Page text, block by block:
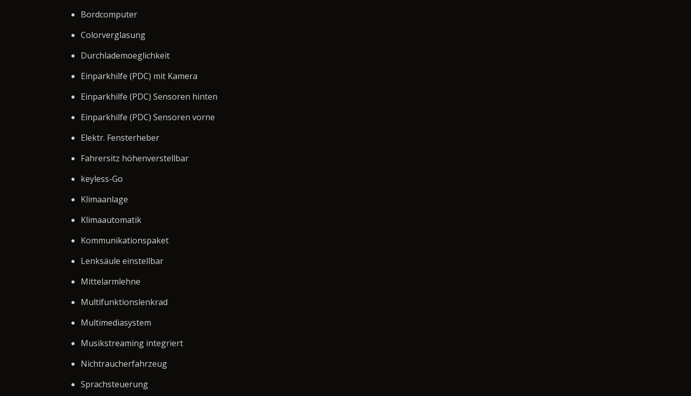
Bordcomputer
Colorverglasung
Durchlademoeglichkeit
Einparkhilfe (PDC) mit Kamera
Einparkhilfe (PDC) Sensoren hinten
Einparkhilfe (PDC) Sensoren vorne
Elektr. Fensterheber
Fahrersitz höhenverstellbar
keyless-Go
Klimaanlage
Klimaautomatik
Kommunikationspaket
Lenksäule einstellbar
Mittelarmlehne
Multifunktionslenkrad
Multimediasystem
Musikstreaming integriert
Nichtraucherfahrzeug
Sprachsteuerung